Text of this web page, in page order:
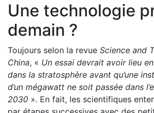
Une technologie
demain ?
Toujours selon la revue Science and
China, « Un essai devrait avoir lieu
dans la stratosphère avant qu’une
d’un mégawatt ne soit passée dans
2030 ». En fait, les scientifiques